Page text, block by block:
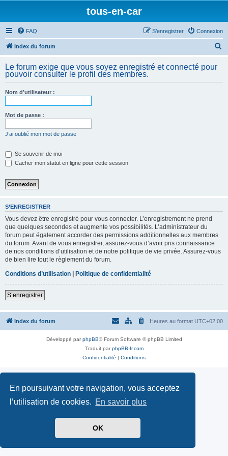
En poursuivant votre navigation, vous acceptez
l’utilisation de cookies. En savoir plus
OK
tous-en-car
FAQ Connexion
S’enregistrer
Index du forum
h
Le forum exige que vous soyez enregistré et connecté pour
pouvoir consulter le profil des membres.
Nom d’utilisateur :
Mot de passe :
J’ai oublié mon mot de passe
Se souvenir de moi
Cacher mon statut en ligne pour cette session
S’ENREGISTRER
Vous devez être enregistré pour vous connecter. L’enregistrement ne prend
que quelques secondes et augmente vos possibilités. L’administrateur du
forum peut également accorder des permissions additionnelles aux membres
du forum. Avant de vous enregistrer, assurez-vous d’avoir pris connaissance
de nos conditions d’utilisation et de notre politique de vie privée. Assurez-vous
de bien lire tout le règlement du forum.
Conditions d’utilisation | Politique de confidentialité
S’enregistrer
Index du forum Heures au format UTC+02:00
Développé parphpBB® Forum Software © phpBB Limited
Traduit parphpBB-fr.com
Confidentialité | Conditions